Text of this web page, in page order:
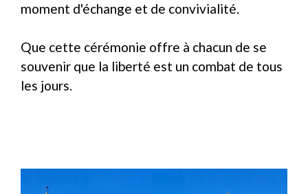
moment d'échange et de convivialité.
Que cette cérémonie offre à chacun de se
souvenir que la liberté est un combat de tous
les jours.